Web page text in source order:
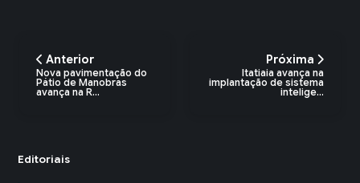
Anterior
Nova pavimentação do
Pátio de Manobras
avança na R...
Próxima
Itatiaia avança na
implantação de sistema
intelige...
Editoriais